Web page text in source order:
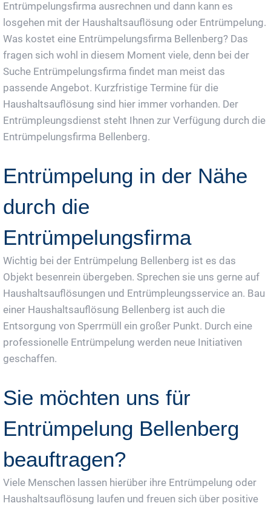
Entrümpelungsfirma ausrechnen und dann kann es
losgehen mit der Haushaltsauflösung oder Entrümpelung.
Was kostet eine Entrümpelungsfirma Bellenberg? Das
fragen sich wohl in diesem Moment viele, denn bei der
Suche Entrümpelungsfirma findet man meist das
passende Angebot. Kurzfristige Termine für die
Haushaltsauflösung sind hier immer vorhanden. Der
Entrümpleungsdienst steht Ihnen zur Verfügung durch die
Entrümpelungsfirma Bellenberg.
Entrümpelung in der Nähe
durch die
Entrümpelungsfirma
Wichtig bei der Entrümpelung Bellenberg ist es das
Objekt besenrein übergeben. Sprechen sie uns gerne auf
Haushaltsauflösungen und Entrümpleungsservice an. Bau
einer Haushaltsauflösung Bellenberg ist auch die
Entsorgung von Sperrmüll ein großer Punkt. Durch eine
professionelle Entrümpelung werden neue Initiativen
geschaffen.
Sie möchten uns für
Entrümpelung Bellenberg
beauftragen?
Viele Menschen lassen hierüber ihre Entrümpelung oder
Haushaltsauflösung laufen und freuen sich über positive